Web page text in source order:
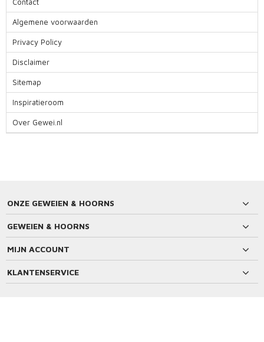
Algemene voorwaarden
Privacy Policy
Disclaimer
Sitemap
Inspiratieroom
Over Gewei.nl
ONZE GEWEIEN & HOORNS
GEWEIEN & HOORNS
MIJN ACCOUNT
KLANTENSERVICE